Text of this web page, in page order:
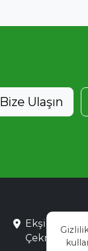
Bize Ulaşın
Ekşioğlu
Çekmeköy /